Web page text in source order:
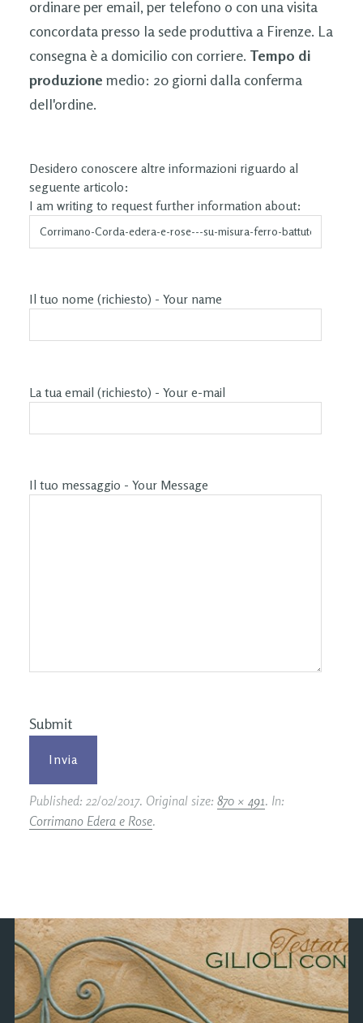
ordinare per email, per telefono o con una visita
concordata presso la sede produttiva a Firenze. La
consegna è a domicilio con corriere. Tempo di
produzione medio: 20 giorni dalla conferma
dell'ordine.
Desidero conoscere altre informazioni riguardo al
seguente articolo:
I am writing to request further information about:
Il tuo nome (richiesto) - Your name
La tua email (richiesto) - Your e-mail
Il tuo messaggio - Your Message
Submit
Published: 22/02/2017. Original size: 870 × 491. In:
Corrimano Edera e Rose.